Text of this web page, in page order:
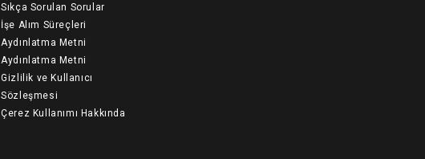
Sıkça Sorulan Sorular
İşe Alım Süreçleri
Aydınlatma Metni
Aydınlatma Metni
Gizlilik ve Kullanıcı
Sözleşmesi
Çerez Kullanımı Hakkında